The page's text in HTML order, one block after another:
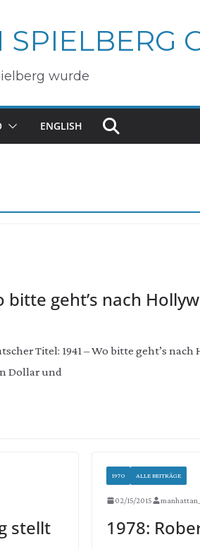
SPIELBERG
wurde
ENGLISH
bitte geht’s nach
Titel: 1941 – Wo bitte geht’s
Dollar und
stellt
1970 ALLE BEITRÄGE
02/15/2015
1978: